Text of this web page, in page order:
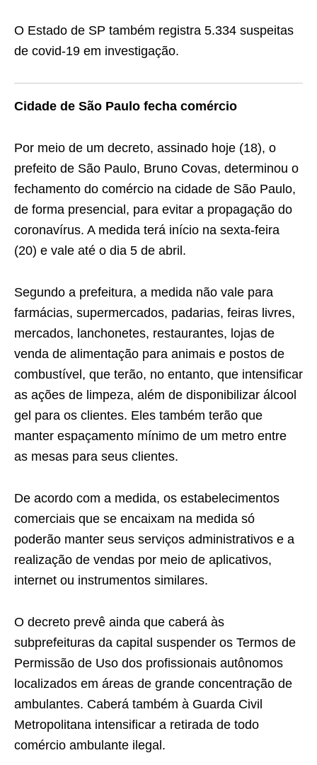
O Estado de SP também registra 5.334 suspeitas
de covid-19 em investigação.
Cidade de São Paulo fecha comércio
Por meio de um decreto, assinado hoje (18), o
prefeito de São Paulo, Bruno Covas, determinou o
fechamento do comércio na cidade de São Paulo,
de forma presencial, para evitar a propagação do
coronavírus. A medida terá início na sexta-feira
(20) e vale até o dia 5 de abril.
Segundo a prefeitura, a medida não vale para
farmácias, supermercados, padarias, feiras livres,
mercados, lanchonetes, restaurantes, lojas de
venda de alimentação para animais e postos de
combustível, que terão, no entanto, que intensificar
as ações de limpeza, além de disponibilizar álcool
gel para os clientes. Eles também terão que
manter espaçamento mínimo de um metro entre
as mesas para seus clientes.
De acordo com a medida, os estabelecimentos
comerciais que se encaixam na medida só
poderão manter seus serviços administrativos e a
realização de vendas por meio de aplicativos,
internet ou instrumentos similares.
O decreto prevê ainda que caberá às
subprefeituras da capital suspender os Termos de
Permissão de Uso dos profissionais autônomos
localizados em áreas de grande concentração de
ambulantes. Caberá também à Guarda Civil
Metropolitana intensificar a retirada de todo
comércio ambulante ilegal.